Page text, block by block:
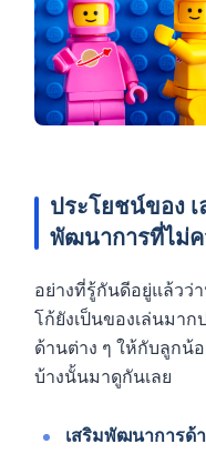
ประโยชน์ของ เ
พัฒนาการที่ไม่
อย่างที่รู้กันดีอยู่แล้วว่
โก้ยังเป็นของเล่นมา
ด้านต่าง ๆ ให้กับลูกน้
บ้างนั้นมาดูกันเลย
เสริมพัฒนาการ